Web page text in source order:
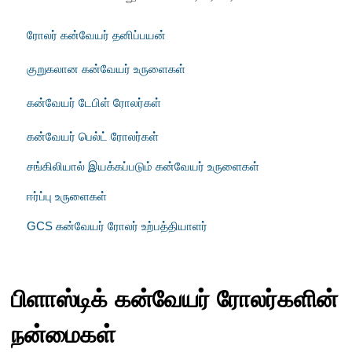
ரோலர் கன்வேயர் தனிப்பயன்
குறுகலான கன்வேயர் உருளைகள்
கன்வேயர் டேபிள் ரோலர்கள்
கன்வேயர் பெல்ட் ரோலர்கள்
சங்கிலியால் இயக்கப்படும் கன்வேயர் உருளைகள்
ஈர்ப்பு உருளைகள்
GCS கன்வேயர் ரோலர் உற்பத்தியாளர்
பிளாஸ்டிக் கன்வேயர் ரோலர்களின்
நன்மைகள்